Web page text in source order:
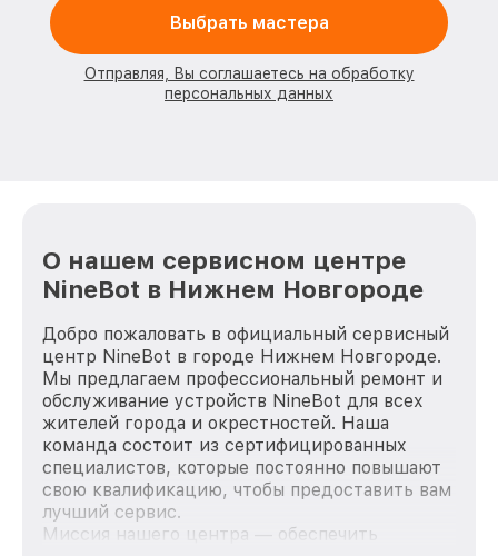
Выбрать мастера
Отправляя, Вы соглашаетесь на обработку
персональных данных
О нашем сервисном центре
NineBot в Нижнем Новгороде
Добро пожаловать в официальный сервисный
центр NineBot в городе Нижнем Новгороде.
Мы предлагаем профессиональный ремонт и
обслуживание устройств NineBot для всех
жителей города и окрестностей. Наша
команда состоит из сертифицированных
специалистов, которые постоянно повышают
свою квалификацию, чтобы предоставить вам
лучший сервис.
Миссия нашего центра — обеспечить